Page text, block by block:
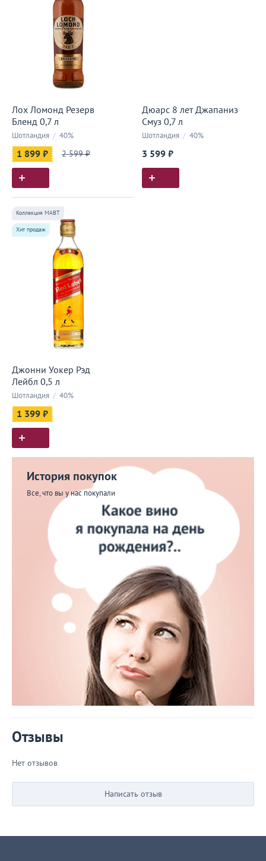
Лох Ломонд Резерв
Бленд 0,7 л
Шотландия / 40%
1 899 ₽ 2 599 ₽
Дюарс 8 лет Джапаниз
Смуз 0,7 л
Шотландия / 40%
3 599 ₽
Коллекция МАВТ
Хит продаж
Джонни Уокер Рэд
Лейбл 0,5 л
Шотландия / 40%
1 399 ₽
История покупок
Все, что вы у нас покупали
Отзывы
Нет отзывов
Написать отзыв